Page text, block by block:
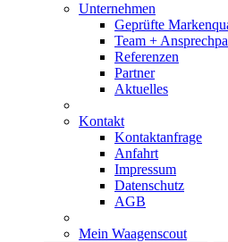
Unternehmen
Geprüfte
Team +
Referenzen
Partner
Aktuelles
Kontakt
Kontaktanfrage
Anfahrt
Impressum
Datenschutz
AGB
Mein Waagenscout